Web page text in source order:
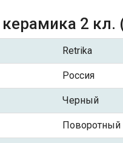
2
Retrika
Россия
Черный
Поворотный